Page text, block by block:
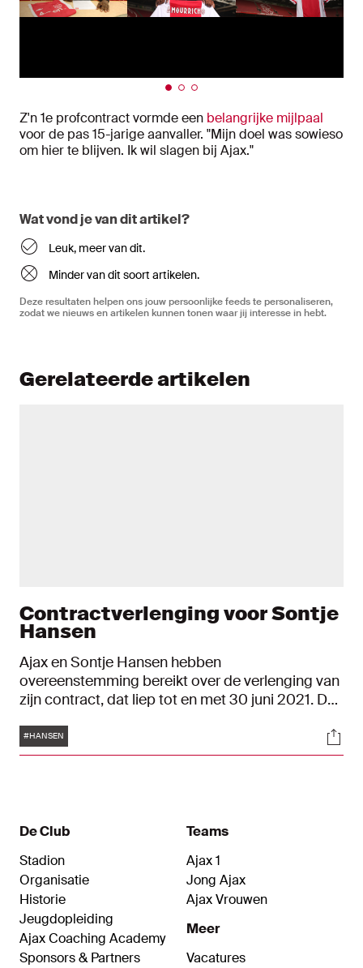
Z'n 1e profcontract vormde een belangrijke mijlpaal
voor de pas 15-jarige aanvaller. "Mijn doel was sowieso
om hier te blijven. Ik wil slagen bij Ajax."
Wat vond je van dit artikel?
Leuk, meer van dit.
Minder van dit soort artikelen.
Deze resultaten helpen ons jouw persoonlijke feeds te personaliseren,
zodat we nieuws en artikelen kunnen tonen waar jij interesse in hebt.
Gerelateerde artikelen
Contractverlenging voor Sontje
Hansen
Ajax en Sontje Hansen hebben
overeenstemming bereikt over de verlenging van
zijn contract, dat liep tot en met 30 juni 2021. De
loopt tot en met 30 juni 2023.
Tags
#HANSEN
De Club
Stadion
Organisatie
Historie
Jeugdopleiding
Ajax Coaching Academy
Sponsors & Partners
Teams
Ajax 1
Jong Ajax
Ajax Vrouwen
Meer
Vacatures